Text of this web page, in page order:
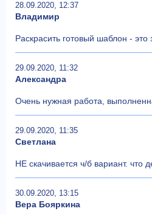
28.09.2020, 12:37
Владимир
Раскрасить готовый шаблон -
29.09.2020, 11:32
Александра
Очень нужная работа,
29.09.2020, 11:35
Светлана
НЕ скачивается ч/б вариант. что
30.09.2020, 13:15
Вера Бояркина